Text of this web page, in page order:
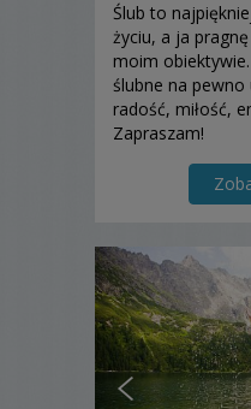
Ślub to
życiu, a ja
moim
ślubne na pewno
radość, miłość,
Zapraszam!